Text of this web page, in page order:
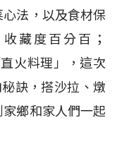
法，以及食材保
藏度百分百；
火料理」，這次
訣，搭沙拉、燉
鄉和家人們一起